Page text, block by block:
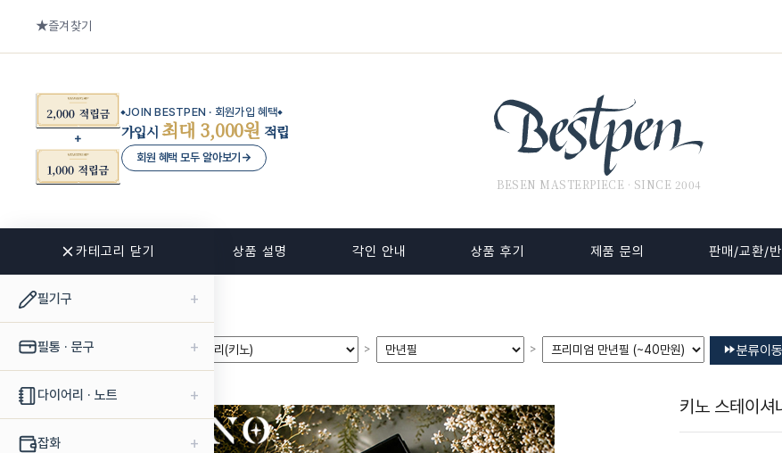
즐겨찾기
JOIN BESTPEN · 회원가입 혜택
가입시 최대 3,000원 적립
회원 혜택 모두 알아보기 →
BESEN MASTERPIECE · SINCE 2004
카테고리 닫기
필기구 +
필통 · 문구 +
다이어리 · 노트 +
잡화 +
관련 상품 상품 설명 각인 안내 상품 후기 제품 문의 판매/교환/
> > 분류이동
키노 스테이셔